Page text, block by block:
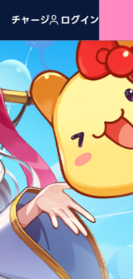
チャージ ログイン